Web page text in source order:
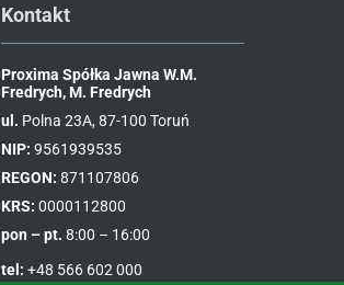
Kontakt
Proxima Spółka Jawna W.M.
Fredrych, M. Fredrych
ul. Polna 23A, 87-100 Toruń
NIP: 9561939535
REGON: 871107806
KRS: 0000112800
pon – pt. 8:00 – 16:00
tel: +48 566 602 000